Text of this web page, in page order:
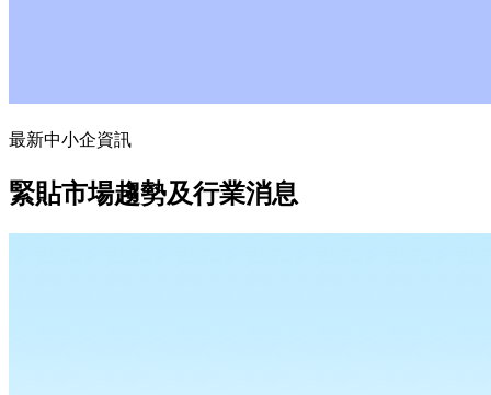
最新中小企資訊
緊貼市場趨勢及行業消息